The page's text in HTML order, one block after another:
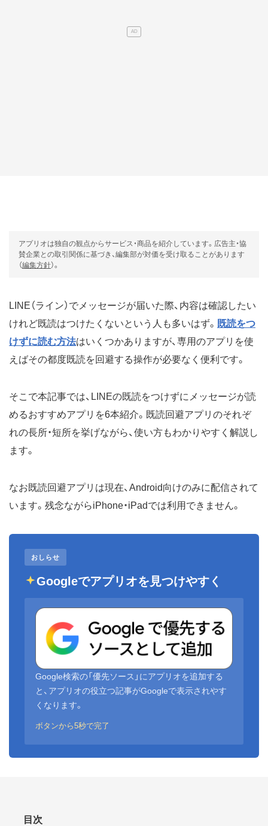
アプリオは独自の観点からサービス・商品を紹介しています。広告主・協
賛企業との取引関係に基づき、編集部が対価を受け取ることがあります
（編集方針）。
LINE（ライン）でメッセージが届いた際、内容は確認したい
けれど既読はつけたくないという人も多いはず。 既読をつ
けずに読む方法はいくつかありますが、専用のアプリを使
えばその都度既読を回避する操作が必要なく便利です。
そこで本記事では、LINEの既読をつけずにメッセージが読
めるおすすめアプリを6本紹介。既読回避アプリのそれぞ
れの長所・短所を挙げながら、使い方もわかりやすく解説し
ます。
なお既読回避アプリは現在、Android向けのみに配信されて
います。残念ながらiPhone・iPadでは利用できません。
おしらせ
Googleでアプリオを見つけやすく
Google検索の「優先ソース」にアプリオを追加する
と、アプリオの役立つ記事がGoogleで表示されやす
くなります。
ボタンから5秒で完了
目次